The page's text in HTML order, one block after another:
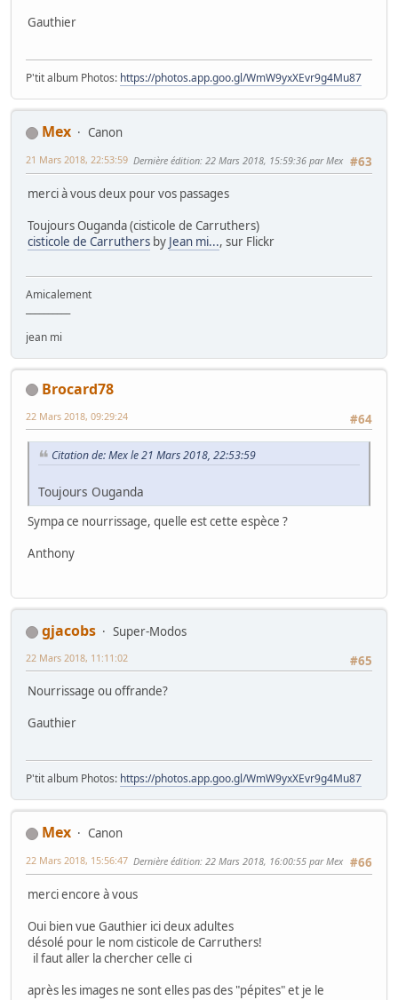
Gauthier
P'tit album Photos: https://photos.app.goo.gl/WmW9yxXEvr9g4Mu87
Mex
Canon
#63
21 Mars 2018, 22:53:59 Dernière édition: 22 Mars 2018, 15:59:36 par Mex
merci à vous deux pour vos passages
Toujours Ouganda (cisticole de Carruthers)
cisticole de Carruthers by Jean mi..., sur Flickr
Amicalement
jean mi
Brocard78
#64
22 Mars 2018, 09:29:24
Citation de: Mex le 21 Mars 2018, 22:53:59
Toujours Ouganda
Sympa ce nourrissage, quelle est cette espèce ?
Anthony
gjacobs
Super-Modos
#65
22 Mars 2018, 11:11:02
Nourrissage ou offrande?
Gauthier
P'tit album Photos: https://photos.app.goo.gl/WmW9yxXEvr9g4Mu87
Mex
Canon
#66
22 Mars 2018, 15:56:47 Dernière édition: 22 Mars 2018, 16:00:55 par Mex
merci encore à vous
Oui bien vue Gauthier ici deux adultes
désolé pour le nom cisticole de Carruthers!
il faut aller la chercher celle ci
après les images ne sont elles pas des "pépites" et je le